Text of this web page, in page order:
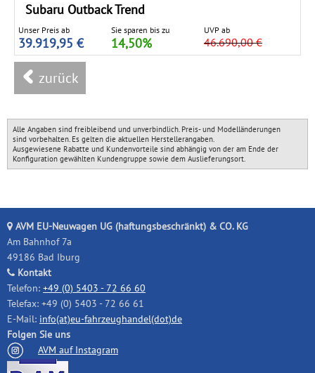
Subaru OutbackTrend
Unser Preis ab
39.919,95 €
Sie sparen bis zu
14,50%
UVP ab
46.690,00 €
zurück
Alle Angaben sind freibleibend und unverbindlich. Preis- und Modelländerungen
sind vorbehalten. Es gelten die aktuellen Herstellerangaben.
Ausgewiesene Rabatte und Kundenvorteile sind abhängig von der am Ende der
Konfiguration gewählten Kundengruppe sowie dem Auslieferungsort.
AVM EU-Neuwagen UG (haftungsbeschränkt) & CO. KG
Am Bahnhof 7a
49186 Bad Iburg
Kontakt
Telefon: +49 (0) 5403 - 72 66 60
Telefax: +49 (0) 5403 - 72 66 61
E-Mail: info(at)eu-fahrzeughandel(dot)de
Folgen Sie uns
AVM auf Instagram